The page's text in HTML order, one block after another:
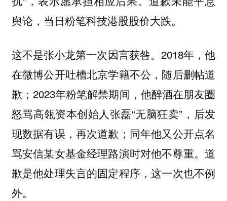
舆论，当日粉笔科技港股股价大跌。
这不是张小龙第一次因言获咎。2018年，他
在微博公开吐槽北京学籍不公，随后删帖道
歉；2023年粉笔解禁期间，他醉酒在朋友圈
怒骂高瓴资本创始人张磊“无脑狂卖”，后发
现数据有误，再次道歉；同年他又公开点名
骂安信某女基金经理路演时对他不尊重。道
歉是他处理失言的固定程序，这一次也不例
外。